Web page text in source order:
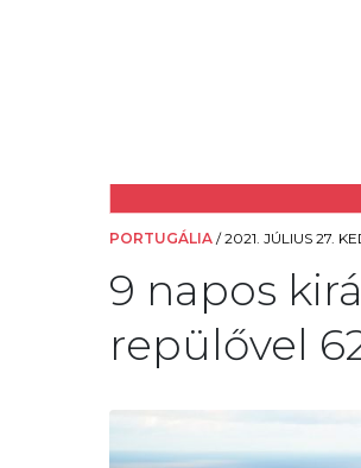
PORTUGÁLIA /2021. JÚLIUS 27.
9 napos
repülővel